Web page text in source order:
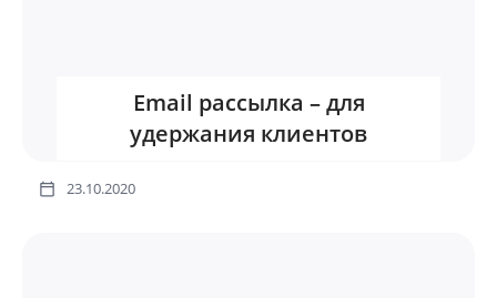
Email рассылка – для
удержания клиентов
23.10.2020